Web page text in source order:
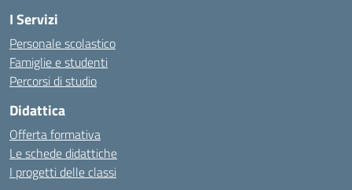
I Servizi
Personale scolastico
Famiglie e studenti
Percorsi di studio
Didattica
Offerta formativa
Le schede didattiche
I progetti delle classi